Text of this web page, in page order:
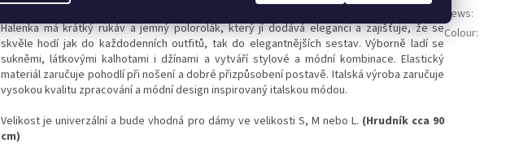
Halenka má krátký rukáv a jemný polorolák, který jí dodává eleganci a zajišťuje, že se
skvěle hodí jak do každodenních outfitů, tak do elegantnějších sestav. Výborně ladí se
sukněmi, látkovými kalhotami i džínami a vytváří stylové a módní kombinace. Elastický
materiál zaručuje pohodlí při nošení a dobré přizpůsobení postavě. Italská výroba zaručuje
vysokou kvalitu zpracování a módní design inspirovaný italskou módou.
Velikost je univerzální a bude vhodná pro dámy ve velikosti S, M nebo L. (Hrudník cca 90
cm)
News:
Colour: